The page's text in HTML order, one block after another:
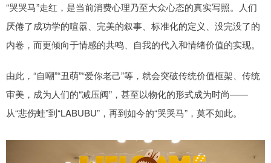
“哭哭马”走红，是当前消费心理乃至大众心态的真实写照。人们
厌倦了成功学的喧嚣、完美的叙事、标准化的定义、没完没了的
内卷，而更倾向于情感的共鸣、自我的代入和情绪价值的实现。
由此，“自嘲”“丑萌”“爱你老己”等，就会突破传统价值框架、传统
审美，成为人们的“减压阀”，甚至以物化的形式成为时尚——
从“悲伤蛙”到“LABUBU”，再到如今的“哭哭马”，莫不如此。